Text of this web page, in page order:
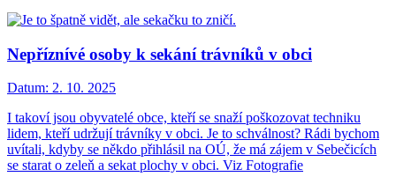
Nepříznívé osoby k sekání trávníků v obci
Datum: 2. 10. 2025
I takoví jsou obyvatelé obce, kteří se snaží poškozovat techniku
lidem, kteří udržují trávníky v obci. Je to schválnost? Rádi bychom
uvítali, kdyby se někdo přihlásil na OÚ, že má zájem v Sebečicích
se starat o zeleň a sekat plochy v obci. Viz Fotografie